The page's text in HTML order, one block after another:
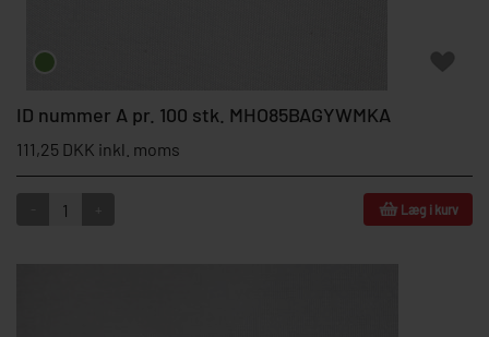
ID nummer A pr. 100 stk. MHO85BAGYWMKA
111,25 DKK inkl. moms
Læg i kurv